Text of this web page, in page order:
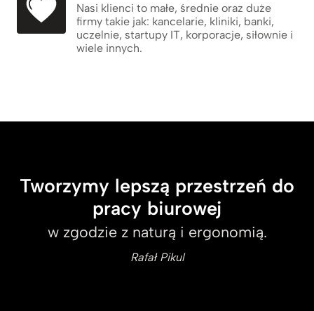
Nasi klienci to małe, średnie oraz duże
firmy takie jak: kancelarie, kliniki, banki,
uczelnie, startupy IT, korporacje, siłownie i
wiele innych.
Tworzymy lepszą przestrzeń do
pracy biurowej
w zgodzie z naturą i ergonomią.
Rafał Pikul